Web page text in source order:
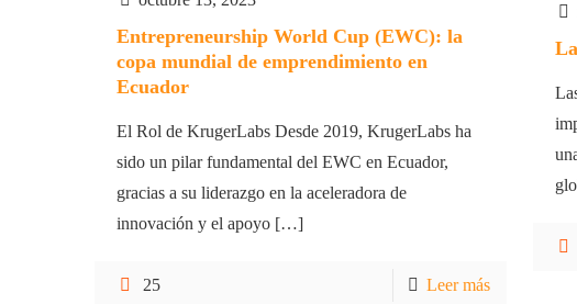
Entrepreneurship World Cup (EWC): la
copa mundial de emprendimiento en
Ecuador
El Rol de KrugerLabs Desde 2019, KrugerLabs ha
sido un pilar fundamental del EWC en Ecuador,
gracias a su liderazgo en la aceleradora de
innovación y el apoyo[…]
25 Leer más